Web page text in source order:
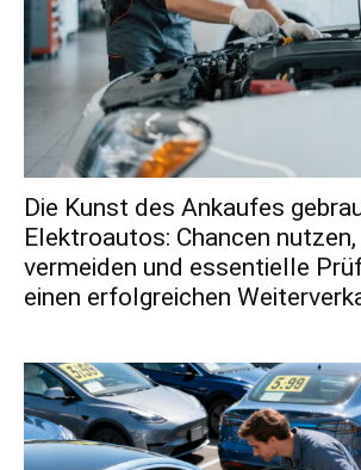
Die Kunst des Ankaufes
Elektroautos: Chancen nutzen,
vermeiden und essentielle
einen erfolgreichen